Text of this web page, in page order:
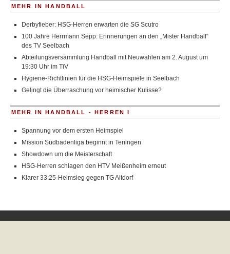
MEHR IN HANDBALL
Derbyfieber: HSG-Herren erwarten die SG Scutro
100 Jahre Herrmann Sepp: Erinnerungen an den „Mister Handball“
des TV Seelbach
Abteilungsversammlung Handball mit Neuwahlen am 2. August um
19:30 Uhr im TiV
Hygiene-Richtlinien für die HSG-Heimspiele in Seelbach
Gelingt die Überraschung vor heimischer Kulisse?
MEHR IN HANDBALL - HERREN I
Spannung vor dem ersten Heimspiel
Mission Südbadenliga beginnt in Teningen
Showdown um die Meisterschaft
HSG-Herren schlagen den HTV Meißenheim erneut
Klarer 33:25-Heimsieg gegen TG Altdorf